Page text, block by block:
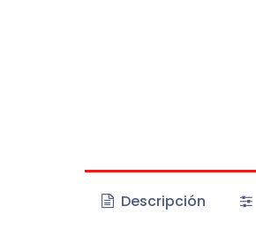
Descripción